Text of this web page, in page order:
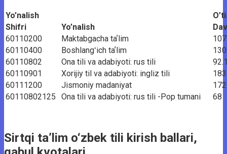
Yo’nalish
Shifri
Yo’nalish
60110200
Maktabgacha taʼlim
60110400
Boshlangʻich taʼlim
60110802
Ona tili va adabiyoti: rus tili
60110901
Xorijiy til va adabiyoti: ingliz tili
60111200
Jismoniy madaniyat
60110802125
Ona tili va adabiyoti: rus tili -Pop tumani 68
Sirtqi ta’lim o‘zbek tili kirish ballari,